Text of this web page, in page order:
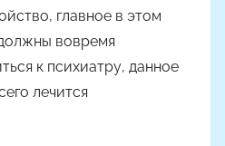
главное в этом
вовремя
к психиатру, данное
лечится